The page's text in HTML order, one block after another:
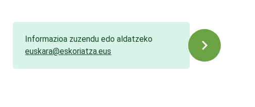
Informazioa zuzendu edo aldatzeko
euskara@eskoriatza.eus